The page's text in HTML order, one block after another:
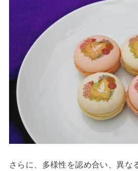
さらに、多様性を認め合い、異な